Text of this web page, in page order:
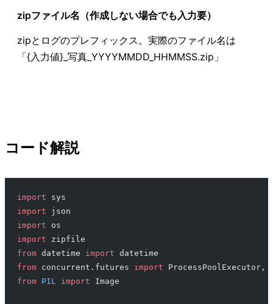
zipファイル名（作成しない場合でも入力要）
zipとログのプレフィックス。実際のファイル名は
「{入力値}_写真_YYYYMMDD_HHMMSS.zip」
コード解説
import sys
import json
import os
import zipfile
from datetime import datetime
from concurrent.futures import ProcessPoolExecutor,
from PIL import Image